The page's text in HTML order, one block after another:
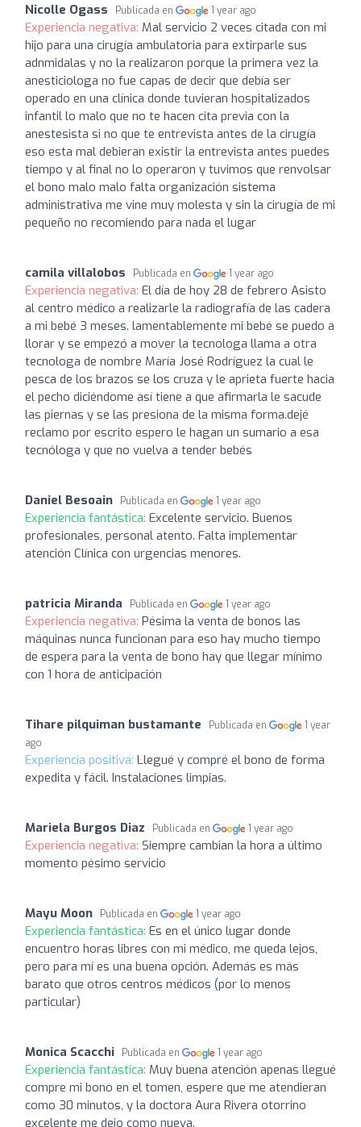
Nicolle Ogass Publicada en 1 year ago
Experiencia negativa: Mal servicio 2 veces citada con mi
hijo para una cirugía ambulatoria para extirparle sus
adnmidalas y no la realizaron porque la primera vez la
anesticiologa no fue capas de decir que debía ser
operado en una clínica donde tuvieran hospitalizados
infantil lo malo que no te hacen cita previa con la
anestesista si no que te entrevista antes de la cirugía
eso esta mal debieran existir la entrevista antes puedes
tiempo y al final no lo operaron y tuvimos que renvolsar
el bono malo malo falta organización sistema
administrativa me vine muy molesta y sin la cirugía de mi
pequeño no recomiendo para nada el lugar
camila villalobos Publicada en 1 year ago
Experiencia negativa: El día de hoy 28 de febrero Asisto
al centro médico a realizarle la radiografía de las cadera
a mi bebé 3 meses. lamentablemente mi bebé se puedo a
llorar y se empezó a mover la tecnologa llama a otra
tecnologa de nombre María José Rodríguez la cual le
pesca de los brazos se los cruza y le aprieta fuerte hacia
el pecho diciéndome así tiene a que afirmarla le sacude
las piernas y se las presiona de la misma forma.dejé
reclamo por escrito espero le hagan un sumario a esa
tecnóloga y que no vuelva a tender bebés
Daniel Besoain Publicada en 1 year ago
Experiencia fantástica: Excelente servicio. Buenos
profesionales, personal atento. Falta implementar
atención Clínica con urgencias menores.
patricia Miranda Publicada en 1 year ago
Experiencia negativa: Pésima la venta de bonos las
máquinas nunca funcionan para eso hay mucho tiempo
de espera para la venta de bono hay que llegar mínimo
con 1 hora de anticipación
Tihare pilquiman bustamante Publicada en
1 year
ago
Experiencia positiva: Llegué y compré el bono de forma
expedita y fácil. Instalaciones limpias.
Mariela Burgos Diaz Publicada en 1 year ago
Experiencia negativa: Siempre cambian la hora a último
momento pésimo servicio
Mayu Moon Publicada en 1 year ago
Experiencia fantástica: Es en el único lugar donde
encuentro horas libres con mi médico, me queda lejos,
pero para mí es una buena opción. Además es más
barato que otros centros médicos (por lo menos
particular)
Monica Scacchi Publicada en 1 year ago
Experiencia fantástica: Muy buena atención apenas llegué
compre mi bono en el tomen, espere que me atendieran
como 30 minutos, y la doctora Aura Rivera otorrino
excelente me dejo como nueva.